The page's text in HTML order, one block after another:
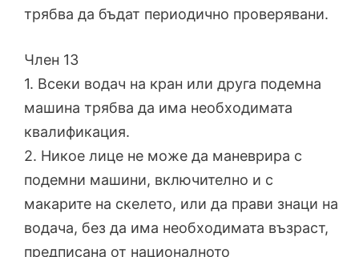
трябва да бъдат периодично проверявани.
Член 13
1. Всеки водач на кран или друга подемна
машина трябва да има необходимата
квалификация.
2. Никое лице не може да маневрира с
подемни машини, включително и с
макарите на скелето, или да прави знаци на
водача, без да има необходимата възраст,
предписана от националното